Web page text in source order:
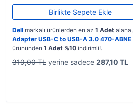
Birlikte Sepete Ekle
Dell markalı ürünlerden en az 1 Adet alana,
Adapter USB-C to USB-A 3.0 470-ABNE
ürününden 1 Adet %10 indirimli!.
319,00 TL yerine sadece 287,10 TL